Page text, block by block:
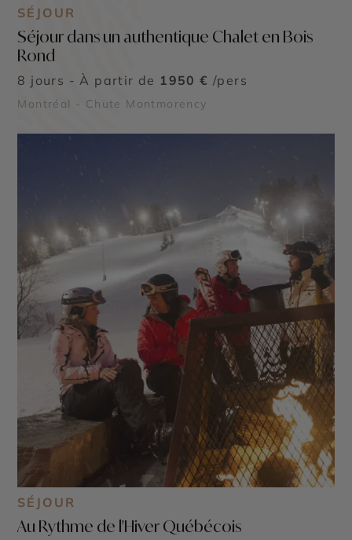
SÉJOUR
Séjour dans un authentique Chalet en Bois
Rond
8 jours - À partir de 1950 € /pers
Montréal - Chute Montmorency
SÉJOUR
Au Rythme de l'Hiver Québécois